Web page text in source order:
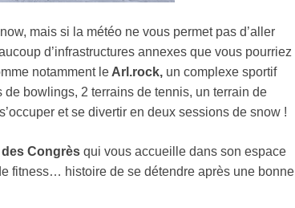
mais si la météo ne vous permet pas d’aller
d’infrastructures annexes que vous pourriez
notamment le Arl.rock, un complexe sportif
de bowlings, 2 terrains de tennis, un terrain de
et se divertir en deux sessions de snow !
Congrès qui vous accueille dans son espace
fitness… histoire de se détendre après une bonne